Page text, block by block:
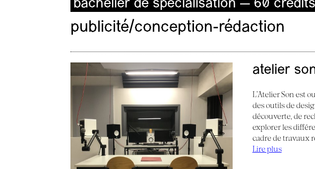
bachelier de spécialisation — 60 crédits
publicité/conception-rédaction
atelier
L’Atelier Son est
des outils de
découverte, de
explorer les
cadre de travaux
Lire plus